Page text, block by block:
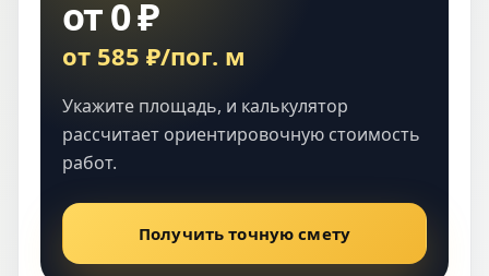
от 0 ₽
от 585 ₽/пог. м
Укажите площадь, и калькулятор
рассчитает ориентировочную стоимость
работ.
Получить точную смету